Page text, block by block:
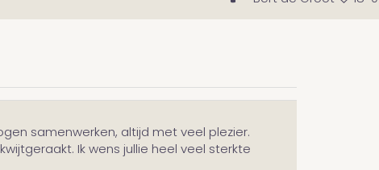
samenwerken, altijd met veel plezier.
Ik wens jullie heel veel sterkte